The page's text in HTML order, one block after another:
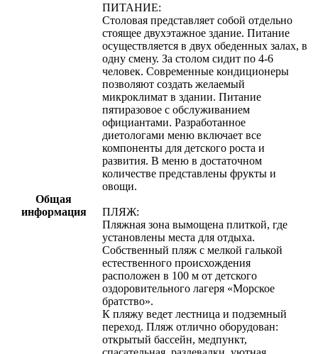
Общая
информация
ПИТАНИЕ:
Столовая представляет собой отдельно
стоящее двухэтажное здание. Питание
осуществляется в двух обеденных залах, в
одну смену. За столом сидит по 4-6
человек. Современные кондиционеры
позволяют создать желаемый
микроклимат в здании. Питание
пятиразовое с обслуживанием
официантами. Разработанное
диетологами меню включает все
компоненты для детского роста и
развития. В меню в достаточном
количестве представлены фрукты и
овощи.
ПЛЯЖ:
Пляжная зона вымощена плиткой, где
установлены места для отдыха.
Собственный пляж с мелкой галькой
естественного происхождения
расположен в 100 м от детского
оздоровительного лагеря «Морское
братство».
К пляжу ведет лестница и подземный
переход. Пляж отлично оборудован:
открытый бассейн, медпункт,